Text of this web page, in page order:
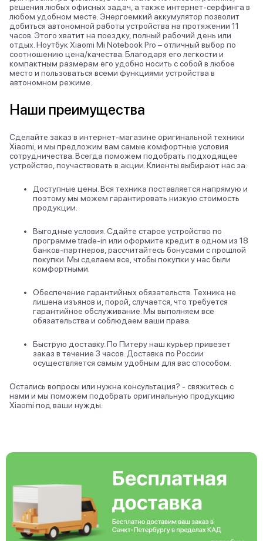
решения любых офисных задач, а также интернет-серфинга в
любом удобном месте. Энергоемкий аккумулятор позволит
добиться автономной работы устройства на протяжении 11
часов. Этого хватит на поездку, полный рабочий день или
отдых. Ноутбук Xiaomi Mi Notebook Pro – отличный выбор по
соотношению цена/качества. Благодаря его легкости и
компактным размерам его удобно носить с собой в любое
место и пользоваться всеми функциями устройства в
автономном режиме.
Наши преимущества
Сделайте заказ в интернет-магазине оригинальной техники
Xiaomi, и мы предложим вам самые комфортные условия
сотрудничества. Всегда поможем подобрать подходящее
устройство, поучаствовать в акции. Клиенты выбирают нас за:
Доступные цены. Вся техника поставляется напрямую и
поэтому мы можем гарантировать низкую стоимость
продукции.
Выгодные условия. Сдайте старое устройство по
программе trade-in или оформите кредит в одном из 18
банков-партнеров, рассчитайтесь бонусами с прошлой
покупки. Мы сделаем все, чтобы покупки у нас были
комфортными.
Обеспечение гарантийных обязательств. Техника не
лишена изъянов и, порой, случается, что требуется
гарантийное обслуживание. Мы выполняем все
обязательства и соблюдаем ваши права.
Быструю доставку. По Питеру наш курьер привезет
заказ в течение 3 часов. Доставка по России
осуществляется самым удобным для вас способом.
Остались вопросы или нужна консультация? - свяжитесь с
нами и мы поможем подобрать оригинальную продукцию
Xiaomi под ваши нужды.